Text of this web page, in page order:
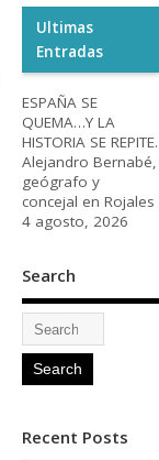
Ultimas
Entradas
ESPAÑA SE
QUEMA…Y LA
HISTORIA SE REPITE.
Alejandro Bernabé,
geógrafo y
concejal en Rojales
4 agosto, 2026
Search
Recent Posts